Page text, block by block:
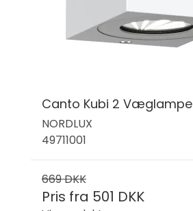
Canto Kubi 2 Væglampe
NORDLUX
49711001
669 DKK
Pris fra 501 DKK